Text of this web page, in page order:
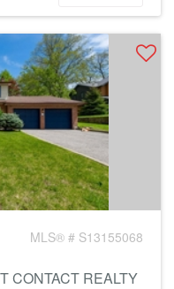
MLS® # S13155068
CONTACT REALTY